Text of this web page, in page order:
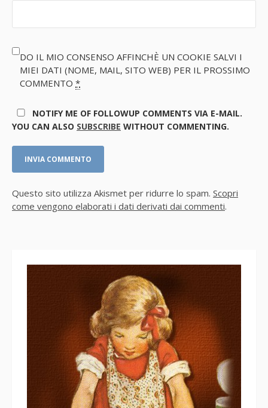
DO IL MIO CONSENSO AFFINCHÈ UN COOKIE SALVI I
MIEI DATI (NOME, MAIL, SITO WEB) PER IL PROSSIMO
COMMENTO *
NOTIFY ME OF FOLLOWUP COMMENTS VIA E-MAIL.
YOU CAN ALSO SUBSCRIBE WITHOUT COMMENTING.
Questo sito utilizza Akismet per ridurre lo spam. Scopri
come vengono elaborati i dati derivati dai commenti.